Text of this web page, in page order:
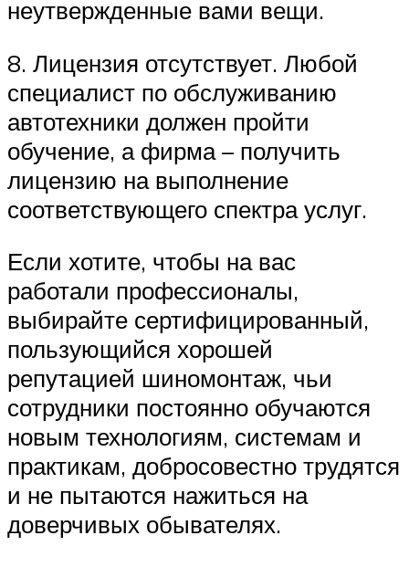
неутвержденные вами вещи.
8. Лицензия отсутствует. Любой
специалист по обслуживанию
автотехники должен пройти
обучение, а фирма – получить
лицензию на выполнение
соответствующего спектра услуг.
Если хотите, чтобы на вас
работали профессионалы,
выбирайте сертифицированный,
пользующийся хорошей
репутацией шиномонтаж, чьи
сотрудники постоянно обучаются
новым технологиям, системам и
практикам, добросовестно трудятся
и не пытаются нажиться на
доверчивых обывателях.